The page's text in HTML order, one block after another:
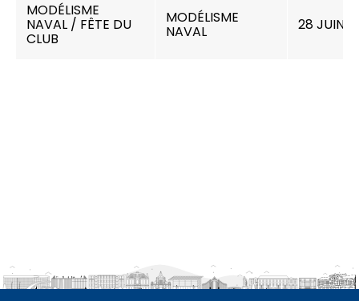
MODÉLISME
NAVAL / FÊTE DU
CLUB
MODÉLISME
NAVAL 28 JUIN